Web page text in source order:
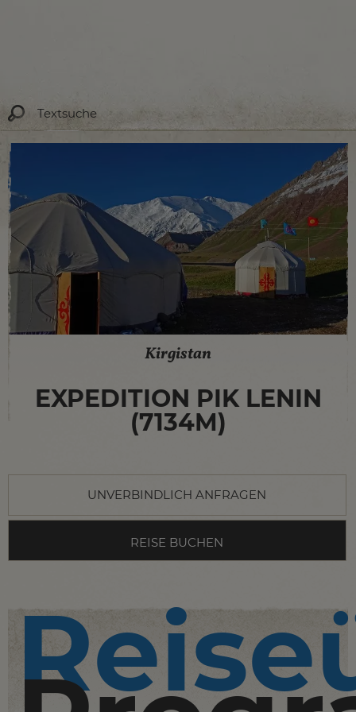
Kirgistan
EXPEDITION PIK LENIN
(7134M)
UNVERBINDLICH ANFRAGEN
REISE BUCHEN